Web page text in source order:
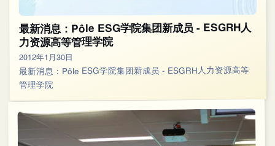
最新消息：Pôle ESG学院集团新成员 - ESGRH人
力资源高等管理学院
2012年1月30日
最新消息：Pôle ESG学院集团新成员 - ESGRH人力资源高等
管理学院